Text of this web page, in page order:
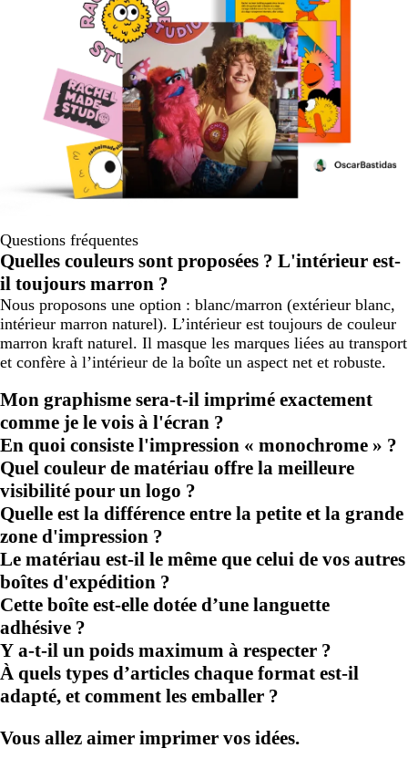
Questions fréquentes
Quelles couleurs sont proposées ? L'intérieur est-
il toujours marron ?
Nous proposons une option : blanc/marron (extérieur blanc,
intérieur marron naturel). L’intérieur est toujours de couleur
marron kraft naturel. Il masque les marques liées au transport
et confère à l’intérieur de la boîte un aspect net et robuste.
Mon graphisme sera-t-il imprimé exactement
comme je le vois à l'écran ?
En quoi consiste l'impression « monochrome » ?
Quel couleur de matériau offre la meilleure
visibilité pour un logo ?
Quelle est la différence entre la petite et la grande
zone d'impression ?
Le matériau est-il le même que celui de vos autres
boîtes d'expédition ?
Cette boîte est-elle dotée d’une languette
adhésive ?
Y a-t-il un poids maximum à respecter ?
À quels types d’articles chaque format est-il
adapté, et comment les emballer ?
Vous allez aimer imprimer vos idées.